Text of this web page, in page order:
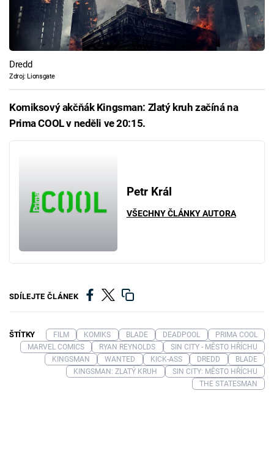
Dredd
Zdroj: Lionsgate
Komiksový akčňák Kingsman: Zlatý kruh začíná na
Prima COOL v neděli ve 20:15.
Petr Král
VŠECHNY ČLÁNKY AUTORA
SDÍLEJTE ČLÁNEK
ŠTÍTKY FILM KOMIKS BLADE DEADPOOL
PRIMA COOL
MARVEL COMICS
RYAN REYNOLDS
SIN CITY - MĚSTO HŘÍCHU
KINGSMAN
WANTED KICK-ASS DREDD
BLADE
KINGSMAN: ZLATÝ KRUH
SIN CITY: MĚSTO HŘÍCHU
THE STATESMAN